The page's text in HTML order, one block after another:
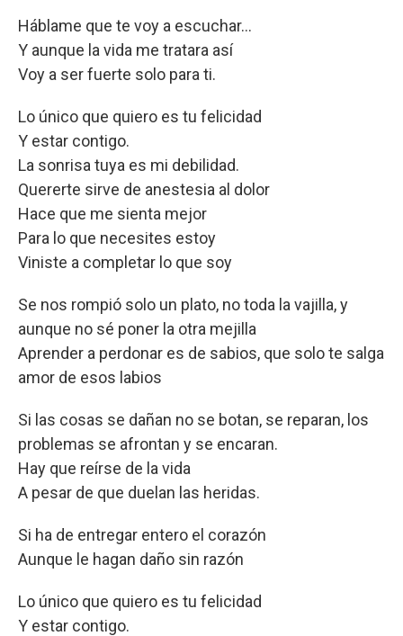
Háblame que te voy a escuchar...
Y aunque la vida me tratara así
Voy a ser fuerte solo para ti.
Lo único que quiero es tu felicidad
Y estar contigo.
La sonrisa tuya es mi debilidad.
Quererte sirve de anestesia al dolor
Hace que me sienta mejor
Para lo que necesites estoy
Viniste a completar lo que soy
Se nos rompió solo un plato, no toda la vajilla, y
aunque no sé poner la otra mejilla
Aprender a perdonar es de sabios, que solo te salga
amor de esos labios
Si las cosas se dañan no se botan, se reparan, los
problemas se afrontan y se encaran.
Hay que reírse de la vida
A pesar de que duelan las heridas.
Si ha de entregar entero el corazón
Aunque le hagan daño sin razón
Lo único que quiero es tu felicidad
Y estar contigo.